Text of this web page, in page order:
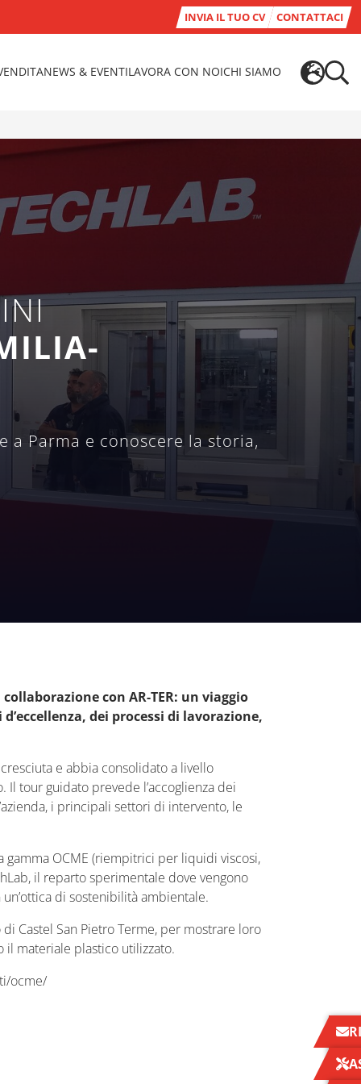
INVIA IL TUO CV CONTATTACI
NEWS & EVENTILAVORA CON NOICHI SIAMO
Parma e conoscere la storia,
con AR-TER: un viaggio
dei processi di lavorazione,
e abbia consolidato a livello
tour guidato prevede l’accoglienza dei
i principali settori di intervento, le
OCME (riempitrici per liquidi viscosi,
il reparto sperimentale dove vengono
di sostenibilità ambientale.
Castel San Pietro Terme, per mostrare loro
materiale plastico utilizzato.
ocme/